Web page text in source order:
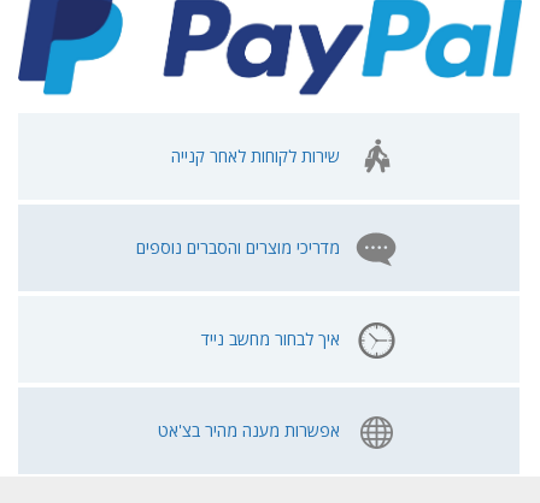
שירות לקוחות לאחר קנייה
מדריכי מוצרים והסברים נוספים
איך לבחור מחשב נייד
אפשרות מענה מהיר בצ'אט